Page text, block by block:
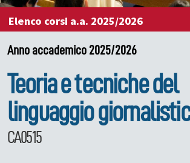
Elenco corsi a.a. 2025/2026
Anno accademico 2025/2026
Teoria e tecniche del
linguaggio
CA0515